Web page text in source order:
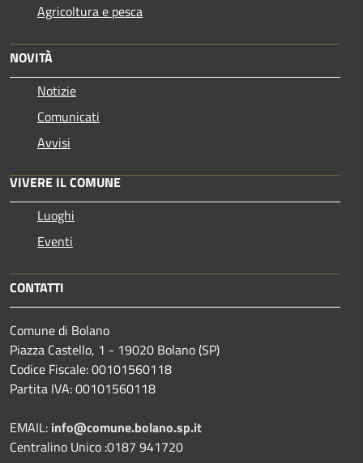
Agricoltura e pesca
NOVITÀ
Notizie
Comunicati
Avvisi
VIVERE IL COMUNE
Luoghi
Eventi
CONTATTI
Comune di Bolano
Piazza Castello, 1 - 19020 Bolano (SP)
Codice Fiscale: 00101560118
Partita IVA: 00101560118
EMAIL: info@comune.bolano.sp.it
Centralino Unico :0187 941720